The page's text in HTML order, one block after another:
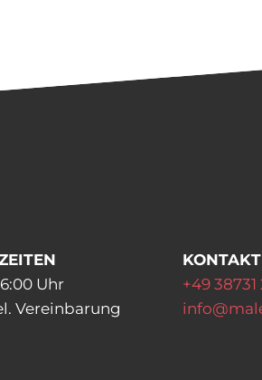
Uhr
Vereinbarung
KONTAKT
+49 38731